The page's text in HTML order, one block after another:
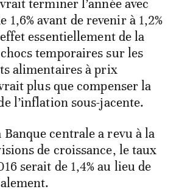
terminer l’année avec
1,6% avant de revenir à 1,2%
essentiellement de la
temporaires sur les
alimentaires à prix
plus que compenser la
l’inflation sous-jacente.
centrale a revu à la
de croissance, le taux
serait de 1,4% au lieu de